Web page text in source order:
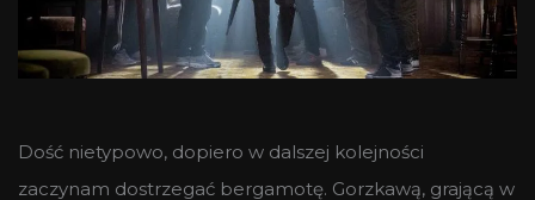
Dość nietypowo, dopiero w dalszej kolejności
zaczynam dostrzegać bergamotę. Gorzkawą, grającą w